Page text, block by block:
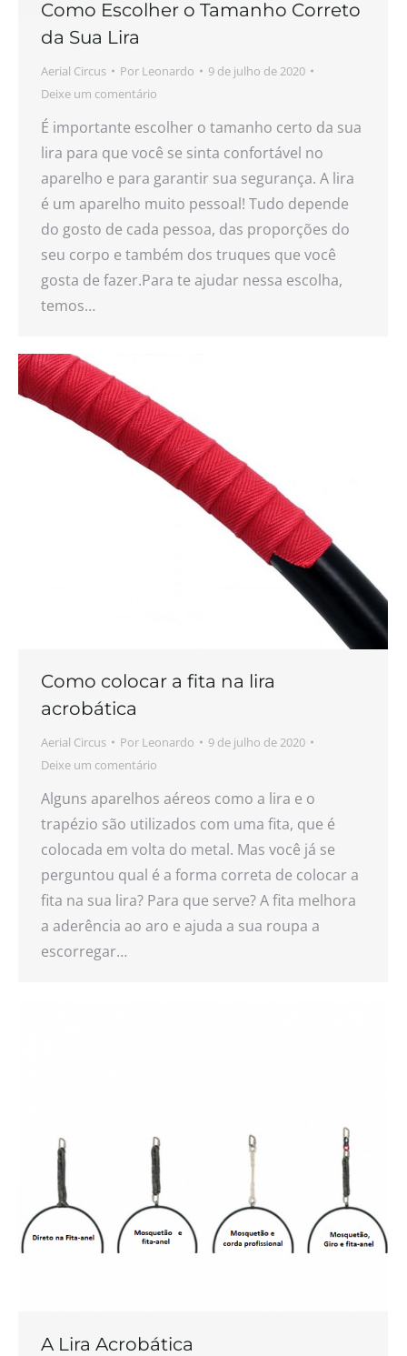
Como Escolher o Tamanho Correto
da Sua Lira
Aerial Circus Por Leonardo
9 de julho de 2020
Deixe um comentário
É importante escolher o tamanho certo da sua
lira para que você se sinta confortável no
aparelho e para garantir sua segurança. A lira
é um aparelho muito pessoal! Tudo depende
do gosto de cada pessoa, das proporções do
seu corpo e também dos truques que você
gosta de fazer.Para te ajudar nessa escolha,
temos…
Como colocar a fita na lira
acrobática
Aerial Circus Por Leonardo
9 de julho de 2020
Deixe um comentário
Alguns aparelhos aéreos como a lira e o
trapézio são utilizados com uma fita, que é
colocada em volta do metal. Mas você já se
perguntou qual é a forma correta de colocar a
fita na sua lira? Para que serve? A fita melhora
a aderência ao aro e ajuda a sua roupa a
escorregar…
A Lira Acrobática